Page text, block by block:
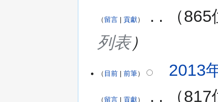
留言 貢獻
865
列表
目前 前筆 2013
留言 貢獻
817